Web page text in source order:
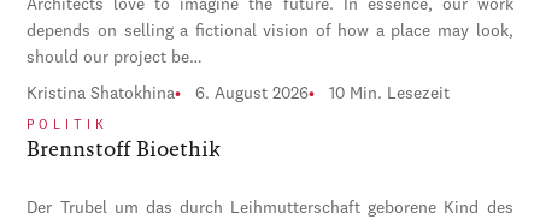
Architects love to imagine the future. In essence, our work
depends on selling a fictional vision of how a place may look,
should our project be…
Kristina Shatokhina 6. August 2026 10 Min. Lesezeit
POLITIK
Brennstoff Bioethik
Der Trubel um das durch Leihmutterschaft geborene Kind des